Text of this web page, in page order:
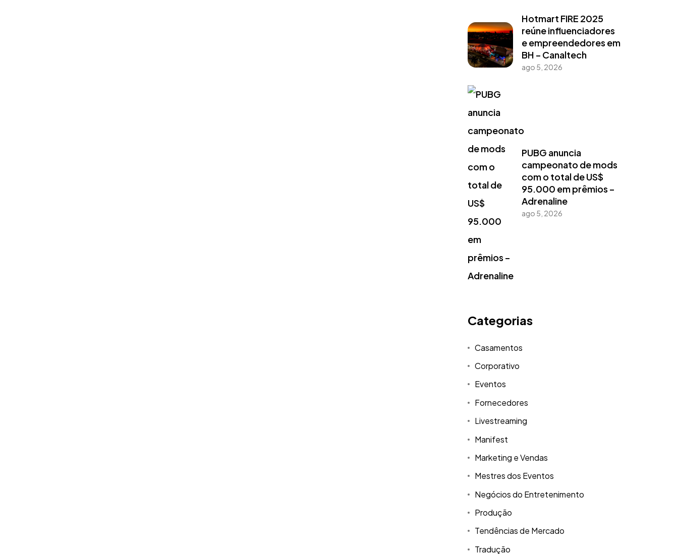
Hotmart FIRE 2025
reúne influenciadores
e empreendedores em
BH – Canaltech
ago 5, 2026
PUBG anuncia
campeonato de mods
com o total de US$
95.000 em prêmios –
Adrenaline
ago 5, 2026
Categorias
Casamentos
Corporativo
Eventos
Fornecedores
Livestreaming
Manifest
Marketing e Vendas
Mestres dos Eventos
Negócios do Entretenimento
Produção
Tendências de Mercado
Tradução